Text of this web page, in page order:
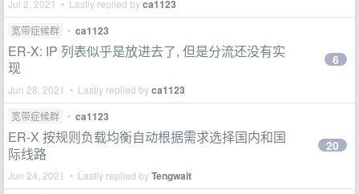
Jul 2, 2021 • Lastly replied byca1123
宽带症候群 • ca1123
ER-X: IP 列表似乎是放进去了, 但是分流还没有实
现
Jun 28, 2021 • Lastly replied byca1123
6
宽带症候群 • ca1123
ER-X 按规则负载均衡自动根据需求选择国内和国
际线路
Jun 24, 2021 • Lastly replied byTengwait
20